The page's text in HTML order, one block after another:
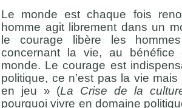
Le monde est chaque fois
homme agit librement dans un
le courage libère les
concernant la vie, au
monde. Le courage est
politique, ce n’est pas la vie
en jeu » (La Crise de la
pourquoi vivre en domaine